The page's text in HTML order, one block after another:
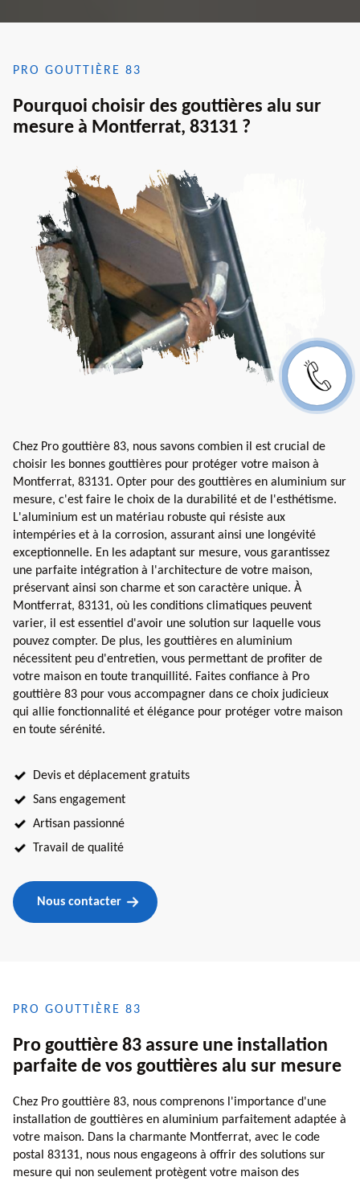
PRO GOUTTIÈRE 83
Pourquoi choisir des gouttières alu sur
mesure à Montferrat, 83131 ?
Chez Pro gouttière 83, nous savons combien il est crucial de
choisir les bonnes gouttières pour protéger votre maison à
Montferrat, 83131. Opter pour des gouttières en aluminium sur
mesure, c'est faire le choix de la durabilité et de l'esthétisme.
L'aluminium est un matériau robuste qui résiste aux
intempéries et à la corrosion, assurant ainsi une longévité
exceptionnelle. En les adaptant sur mesure, vous garantissez
une parfaite intégration à l'architecture de votre maison,
préservant ainsi son charme et son caractère unique. À
Montferrat, 83131, où les conditions climatiques peuvent
varier, il est essentiel d'avoir une solution sur laquelle vous
pouvez compter. De plus, les gouttières en aluminium
nécessitent peu d'entretien, vous permettant de profiter de
votre maison en toute tranquillité. Faites confiance à Pro
gouttière 83 pour vous accompagner dans ce choix judicieux
qui allie fonctionnalité et élégance pour protéger votre maison
en toute sérénité.
Devis et déplacement gratuits
Sans engagement
Artisan passionné
Travail de qualité
Nous contacter
PRO GOUTTIÈRE 83
Pro gouttière 83 assure une installation
parfaite de vos gouttières alu sur mesure
Chez Pro gouttière 83, nous comprenons l'importance d'une
installation de gouttières en aluminium parfaitement adaptée à
votre maison. Dans la charmante Montferrat, avec le code
postal 83131, nous nous engageons à offrir des solutions sur
mesure qui non seulement protègent votre maison des